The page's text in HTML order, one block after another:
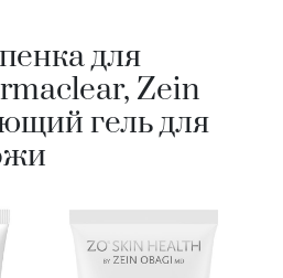
для
Zein
гель для